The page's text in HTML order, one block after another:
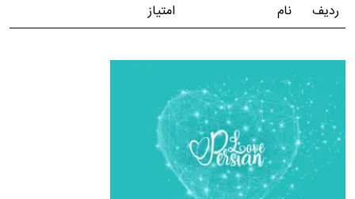
ردیف نام امتیاز